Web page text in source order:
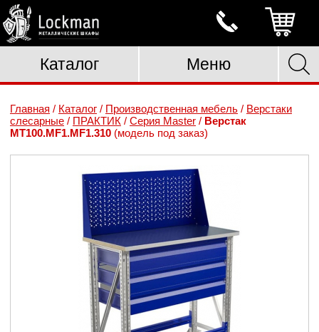
Каталог Меню
Главная / Каталог / Производственная мебель / Верстаки
слесарные / ПРАКТИК / Серия Master / Верстак
MT100.MF1.MF1.310 (модель под заказ)